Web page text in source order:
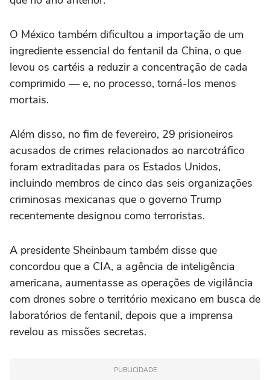
O México também dificultou a importação de um
ingrediente essencial do fentanil da China, o que
levou os cartéis a reduzir a concentração de cada
comprimido — e, no processo, torná-los menos
mortais.
Além disso, no fim de fevereiro, 29 prisioneiros
acusados de crimes relacionados ao narcotráfico
foram extraditadas para os Estados Unidos,
incluindo membros de cinco das seis organizações
criminosas mexicanas que o governo Trump
recentemente designou como terroristas.
A presidente Sheinbaum também disse que
concordou que a CIA, a agência de inteligência
americana, aumentasse as operações de vigilância
com drones sobre o território mexicano em busca de
laboratórios de fentanil, depois que a imprensa
revelou as missões secretas.
PUBLICIDADE